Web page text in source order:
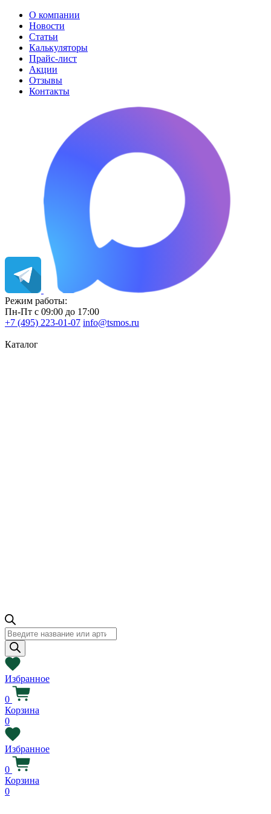
О компании
Новости
Статьи
Калькуляторы
Прайс-лист
Акции
Отзывы
Контакты
Режим работы:
Пн-Пт с 09:00 до 17:00
+7 (495) 223-01-07 info@tsmos.ru
Каталог
Поиск
товаров
Избранное
0
Корзина
0
Избранное
0
Корзина
0